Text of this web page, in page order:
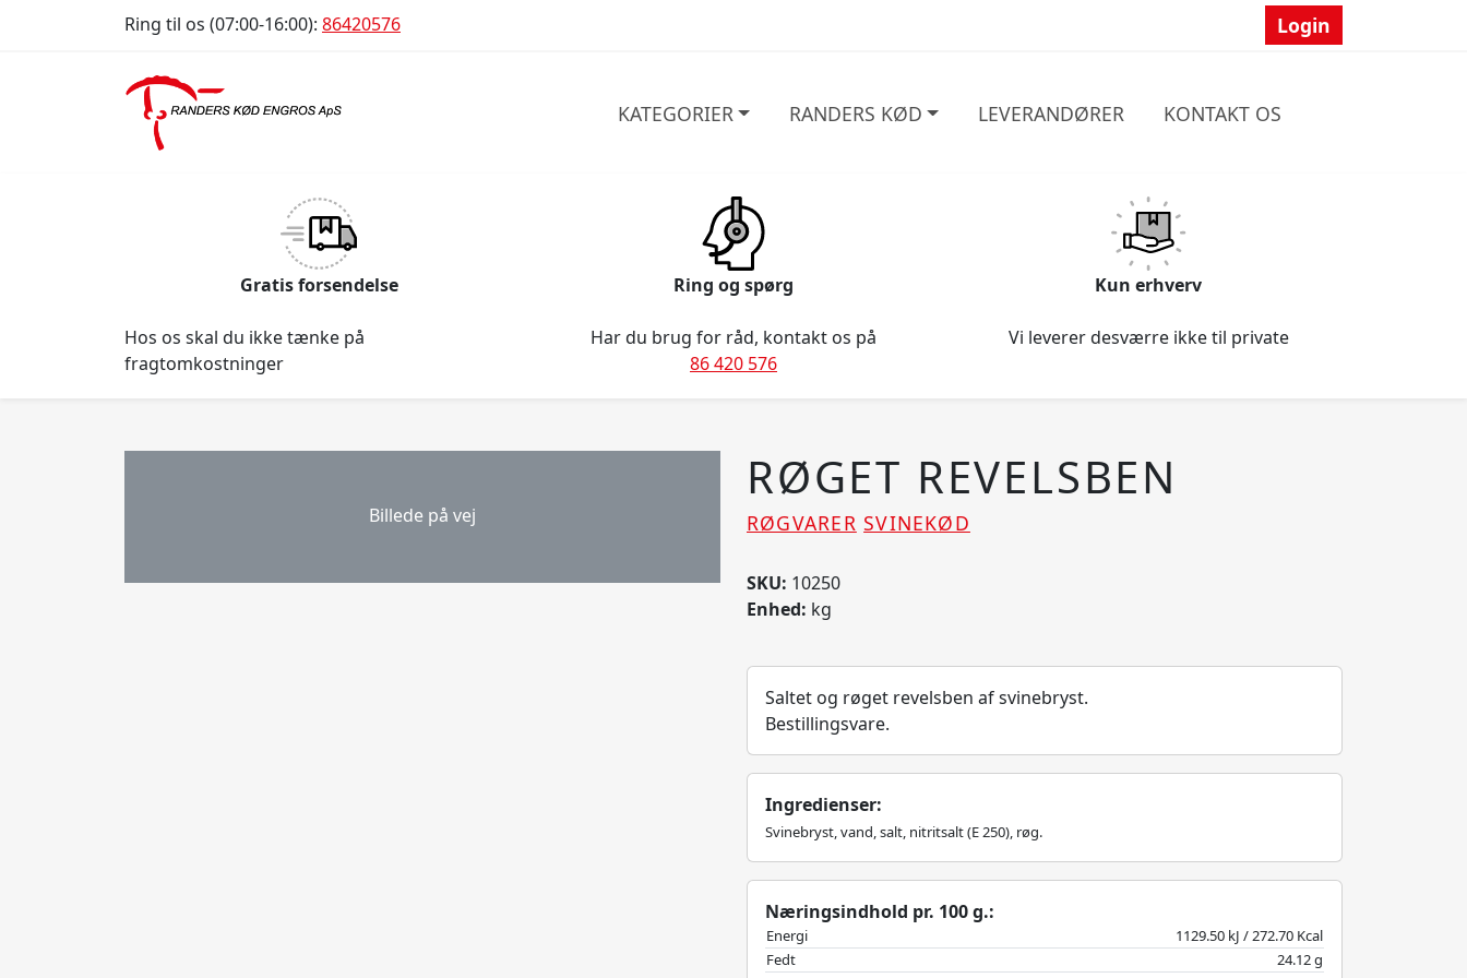
Ring til os (07:00-16:00): 86420576 Login
KATEGORIER RANDERS KØD LEVERANDØRER KONTAKT OS
Gratis forsendelse
Hos os skal du ikke tænke på
fragtomkostninger
Ring og spørg
Har du brug for råd, kontakt os på
86 420 576
Kun erhverv
Vi leverer desværre ikke til private
Billede på vej
RØGET REVELSBEN
RØGVARER SVINEKØD
SKU: 10250
Enhed: kg
Saltet og røget revelsben af svinebryst.
Bestillingsvare.
Ingredienser:
Svinebryst, vand, salt, nitritsalt (E 250), røg.
Næringsindhold pr. 100 g.:
Energi
1129.50 kJ / 272.70 Kcal
Fedt
24.12 g